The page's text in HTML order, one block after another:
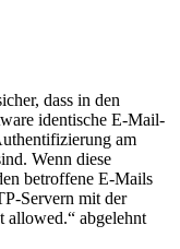
dass in den
identische E-Mail-
am
Wenn diese
betroffene E-Mails
Servern mit der
allowed.“ abgelehnt